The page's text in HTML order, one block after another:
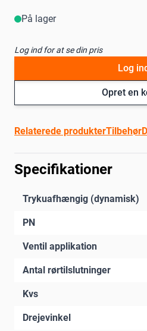
På lager
Log ind for at se din pris
Opret en
Log
Relaterede produkterTilbehør
Specifikationer
Trykuafhængig (dynamisk)
PN
Ventil applikation
Antal rørtilslutninger
Kvs
Drejevinkel